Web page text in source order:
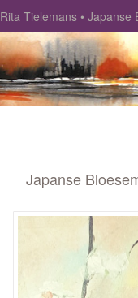
Rita Tielemans Japanse
Japanse